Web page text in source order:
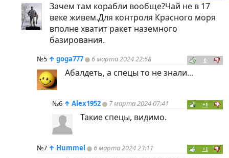
Зачем там корабли вообще?Чай не в 17
веке живем.Для контроля Красного моря
вполне хватит ракет наземного
базирования.
№5 ↑ goga777 6 марта 2024 22:58 0
Абалдеть, а спецы то не знали...
№6 ↑ Alex1952 7 марта 2024 07:41 +1
Такие спецы, видимо.
№7 ↑ Hummel 6 марта 2024 23:11 +1